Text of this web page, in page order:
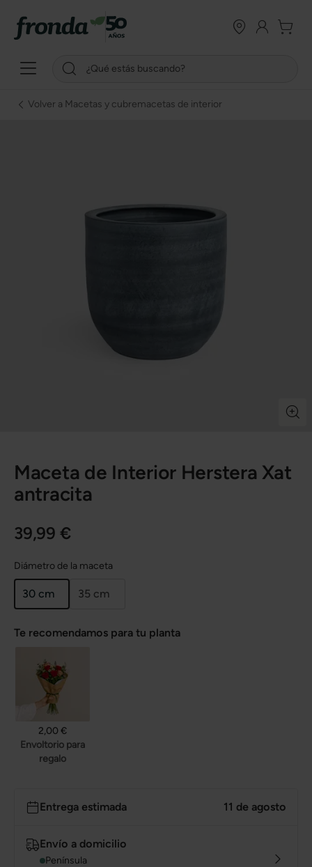
Volver a Macetas y cubremacetas de interior
Maceta de Interior Herstera Xat
antracita
39,99 €
Diámetro de la maceta
30 cm 35 cm
Te recomendamos para tu planta
2,00 €
Envoltorio para
regalo
Entrega estimada 11 de agosto
Envío a domicilio
Península